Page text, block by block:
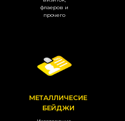
МЕТАЛЛИЧЕСИЕ
БЕЙДЖИ
флаеров и
прочего